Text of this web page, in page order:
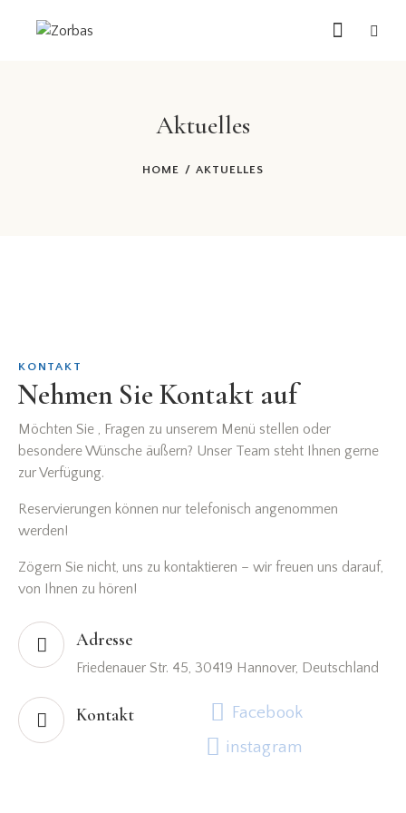
Aktuelles
HOME AKTUELLES
KONTAKT
Nehmen Sie Kontakt auf
Möchten Sie , Fragen zu unserem Menü stellen oder
besondere Wünsche äußern? Unser Team steht Ihnen gerne
zur Verfügung.
Reservierungen können nur telefonisch angenommen
werden!
Zögern Sie nicht, uns zu kontaktieren – wir freuen uns darauf,
von Ihnen zu hören!
Adresse
Friedenauer Str. 45, 30419 Hannover, Deutschland
Kontakt
Facebook
instagram